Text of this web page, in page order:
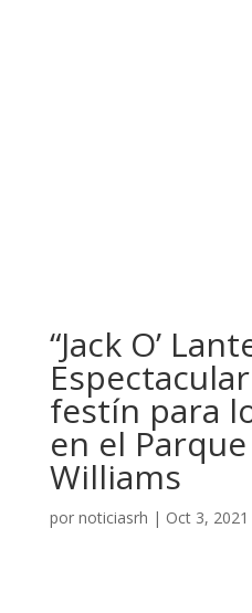
“Jack O’
festín para
en el
Williams
por noticiasrh | Oct 3, 2021